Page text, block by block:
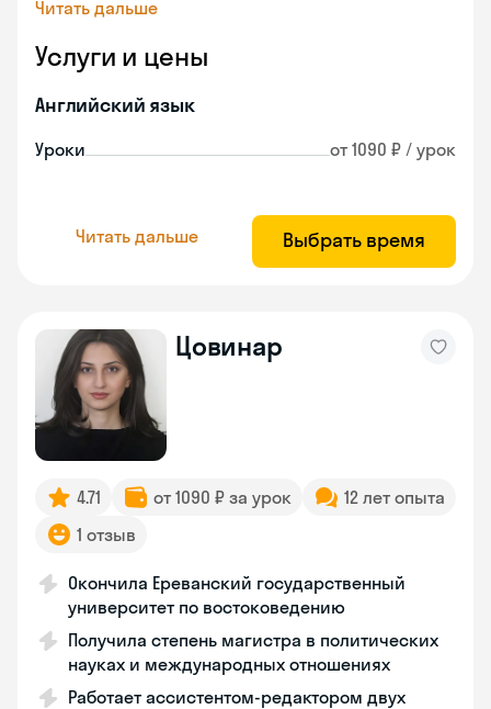
Читать дальше
Услуги и цены
Английский язык
Уроки от 1090 ₽ / урок
Читать дальше Выбрать время
Цовинар
4.71 от 1090 ₽ за урок
12 лет опыта
1 отзыв
Окончила Ереванский государственный
университет по востоковедению
Получила степень магистра в политических
науках и международных отношениях
Работает ассистентом-редактором двух